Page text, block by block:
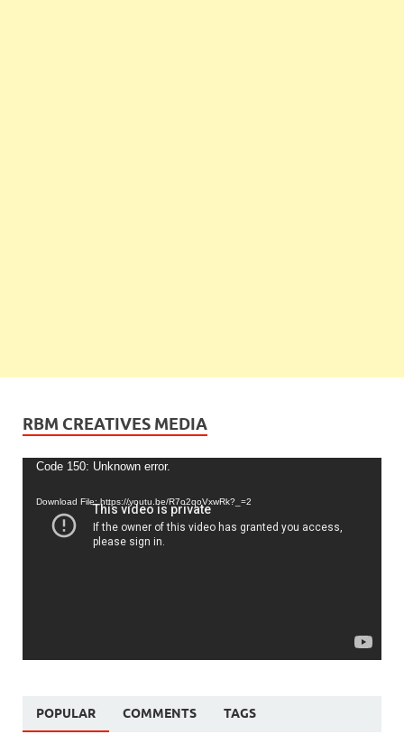
RBM CREATIVES MEDIA
Video
Code 150: Unknown error.
Download File: https://youtu.be/R7o2qoVxwRk?_=2
POPULAR COMMENTS TAGS